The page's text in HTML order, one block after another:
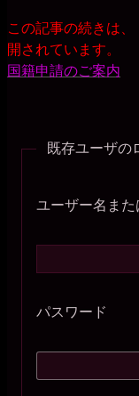
この記事の続きは
開されています。
国籍申請のご案内
既存ユーザの
ユーザー名ま
パスワード